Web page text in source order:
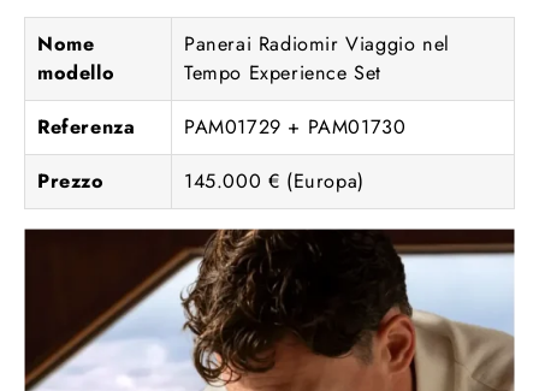
Nome
modello
Panerai Radiomir Viaggio nel
Tempo Experience Set
Referenza
PAM01729 + PAM01730
Prezzo
145.000 € (Europa)